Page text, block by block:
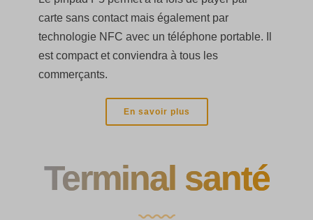
carte sans contact mais également par
technologie NFC avec un téléphone portable. Il
est compact et conviendra à tous les
commerçants.
En savoir plus
Terminal santé